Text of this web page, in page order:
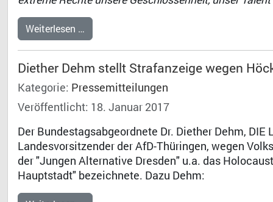
Weiterlesen …
Diether Dehm stellt Strafanzeige wegen
Kategorie: Pressemitteilungen
Veröffentlicht: 18. Januar 2017
Der Bundestagsabgeordnete Dr. Diether Dehm,
Landesvorsitzender der AfD-Thüringen, wegen
der "Jungen Alternative Dresden" u.a. das
Hauptstadt" bezeichnete. Dazu Dehm: